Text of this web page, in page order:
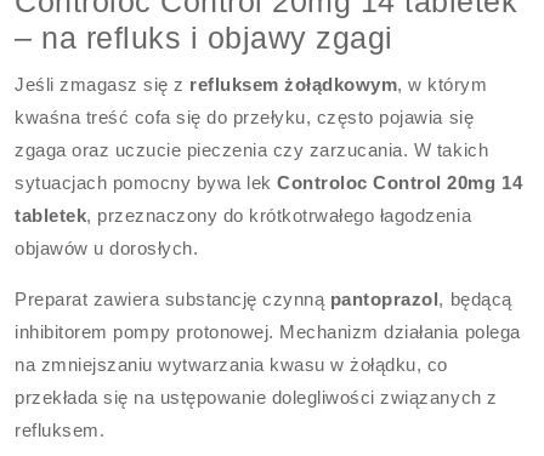
– na refluks i objawy zgagi
Jeśli zmagasz się z refluksem żołądkowym, w którym
kwaśna treść cofa się do przełyku, często pojawia się
zgaga oraz uczucie pieczenia czy zarzucania. W takich
sytuacjach pomocny bywa lekControloc Control 20mg 14
tabletek, przeznaczony do krótkotrwałego łagodzenia
objawów u dorosłych.
Preparat zawiera substancję czynną pantoprazol, będącą
inhibitorem pompy protonowej. Mechanizm działania polega
na zmniejszaniu wytwarzania kwasu w żołądku, co
przekłada się na ustępowanie dolegliwości związanych z
refluksem.